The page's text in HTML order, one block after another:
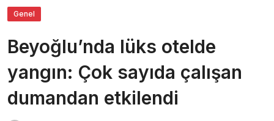
Genel
Beyoğlu’nda lüks otelde
yangın: Çok sayıda çalışan
dumandan etkilendi